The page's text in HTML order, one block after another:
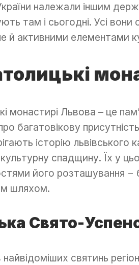
належали іншим
там і сьогодні. Усі
й активними елементами
монастирі Львова – це
багатовікову
історію львівського
спадщину. Їх у
його розташування −
шляхом.
Свято-
святинь